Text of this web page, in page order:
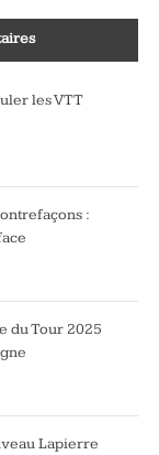
les VTT
:
du Tour 2025
Lapierre